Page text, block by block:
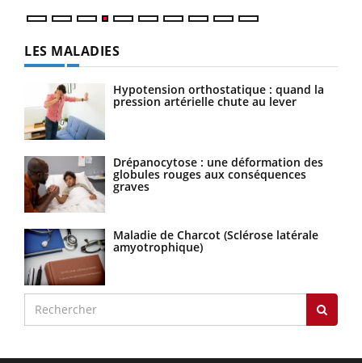
LES MALADIES
Hypotension orthostatique : quand la
pression artérielle chute au lever
Drépanocytose : une déformation des
globules rouges aux conséquences
graves
Maladie de Charcot (Sclérose latérale
amyotrophique)